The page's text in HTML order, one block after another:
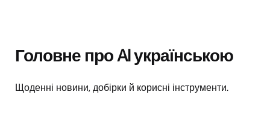
Головне про AI українською
Щоденні новини, добірки й корисні інструменти.